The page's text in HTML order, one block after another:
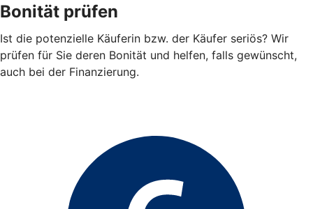
Bonität prüfen
Ist die potenzielle Käuferin bzw. der Käufer seriös? Wir
prüfen für Sie deren Bonität und helfen, falls gewünscht,
auch bei der Finanzierung.